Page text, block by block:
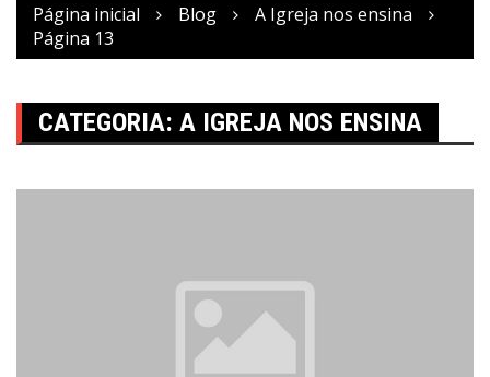
Página inicial Blog
A Igreja nos ensina
Página 13
CATEGORIA: A IGREJA NOS ENSINA